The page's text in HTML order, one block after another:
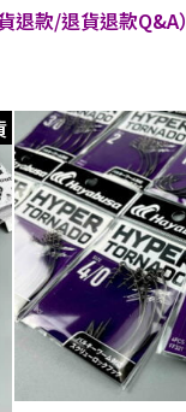
退款/退貨退款Q&A）